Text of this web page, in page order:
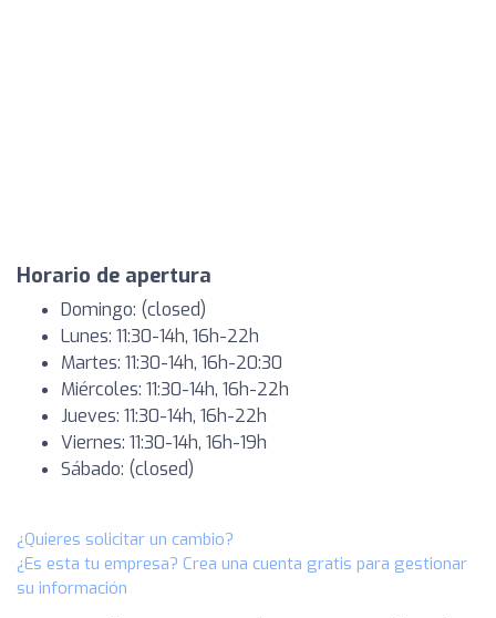
Horario de apertura
Domingo: (closed)
Lunes: 11:30-14h, 16h-22h
Martes: 11:30-14h, 16h-20:30
Miércoles: 11:30-14h, 16h-22h
Jueves: 11:30-14h, 16h-22h
Viernes: 11:30-14h, 16h-19h
Sábado: (closed)
¿Quieres solicitar un cambio?
¿Es esta tu empresa? Crea una cuenta gratis para gestionar
su información